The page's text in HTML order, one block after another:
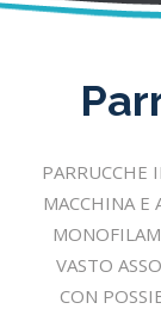
PARRUCCHE
MACCHINA E
VASTO
CON